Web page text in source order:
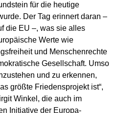
für die heutige
Der Tag erinnert daran –
die EU –, was sie alles
Werte wie
und Menschenrechte
Gesellschaft. Umso
und zu erkennen,
größte Friedensprojekt ist“,
Winkel, die auch im
Initiative der Europa-